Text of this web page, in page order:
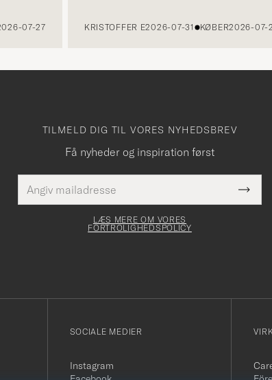
07-27 KRISTOFFER E2026-07-31 KØBER 2026-07-22
TILMELD DIG TIL VORES NYHEDSBREV
Få nyheder og inspiration først
mailadresse
Dette
felt skal
Submit
LÆS MERE OM VORES
FORTROLIGHEDSPOLICY
SOCIALE MEDIER
Instagram